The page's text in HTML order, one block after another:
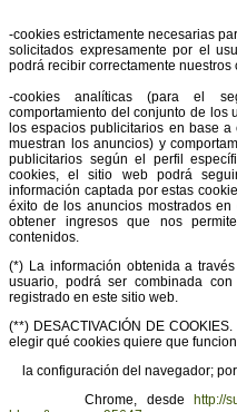
-cookies estrictamente necesarias
solicitados expresamente por el
podrá recibir correctamente nuestros
-cookies analíticas (para el
comportamiento del conjunto de los
los espacios publicitarios en base
muestran los anuncios) y
publicitarios según el perfil
cookies, el sitio web podrá
información captada por estas
éxito de los anuncios mostrados
obtener ingresos que nos
contenidos.
(*) La información obtenida a
usuario, podrá ser combinada
registrado en este sitio web.
(**) DESACTIVACIÓN DE
elegir qué cookies quiere que
la configuración del navegador;
Chrome, desde
http://